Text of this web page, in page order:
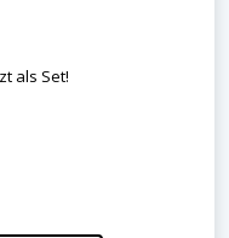
als Set!